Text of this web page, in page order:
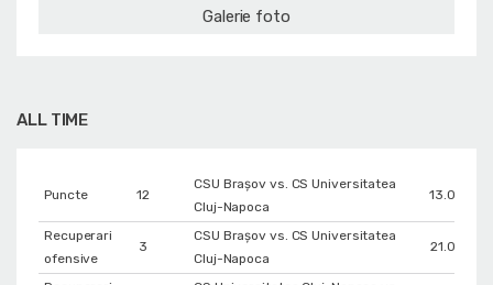
Galerie foto
ALL TIME
Puncte 12
CSU Braşov vs. CS Universitatea
Cluj-Napoca
Recuperari
ofensive
3
CSU Braşov vs. CS Universitatea
Cluj-Napoca